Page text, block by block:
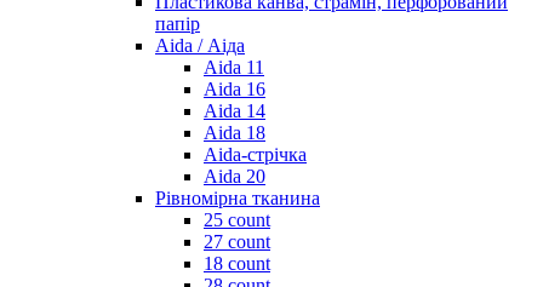
папір
Aida / Аіда
Aida 11
Aida 16
Aida 14
Aida 18
Aida-стрічка
Aida 20
Рівномірна тканина
25 count
27 count
18 count